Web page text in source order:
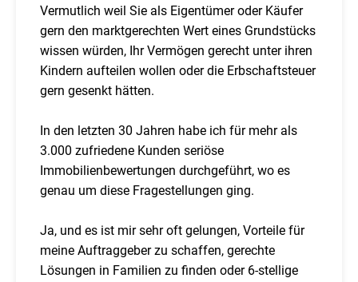
Vermutlich weil Sie als Eigentümer oder Käufer
gern den marktgerechten Wert eines Grundstücks
wissen würden, Ihr Vermögen gerecht unter ihren
Kindern aufteilen wollen oder die Erbschaftsteuer
gern gesenkt hätten.
In den letzten 30 Jahren habe ich für mehr als
3.000 zufriedene Kunden seriöse
Immobilienbewertungen durchgeführt, wo es
genau um diese Fragestellungen ging.
Ja, und es ist mir sehr oft gelungen, Vorteile für
meine Auftraggeber zu schaffen, gerechte
Lösungen in Familien zu finden oder 6-stellige